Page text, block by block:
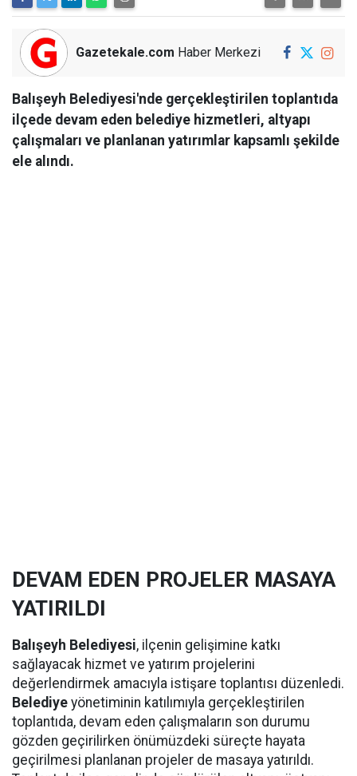
Gazetekale.com Haber Merkezi
Balışeyh Belediyesi'nde gerçekleştirilen toplantıda
ilçede devam eden belediye hizmetleri, altyapı
çalışmaları ve planlanan yatırımlar kapsamlı şekilde
ele alındı.
DEVAM EDEN PROJELER MASAYA
YATIRILDI
Balışeyh Belediyesi, ilçenin gelişimine katkı
sağlayacak hizmet ve yatırım projelerini
değerlendirmek amacıyla istişare toplantısı düzenledi.
Belediye yönetiminin katılımıyla gerçekleştirilen
toplantıda, devam eden çalışmaların son durumu
gözden geçirilirken önümüzdeki süreçte hayata
geçirilmesi planlanan projeler de masaya yatırıldı.